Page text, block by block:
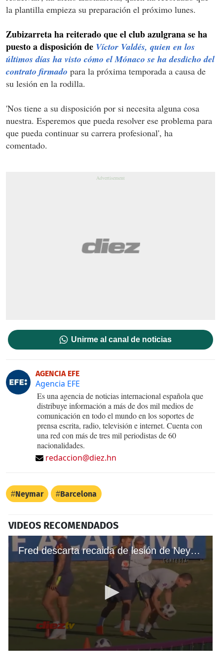
la plantilla empieza su preparación el próximo lunes.
Zubizarreta ha reiterado que el club azulgrana se ha
puesto a disposición de Víctor Valdés, quien en los
últimos días ha visto cómo el Mónaco se ha desdicho del
contrato firmado para la próxima temporada a causa de
su lesión en la rodilla.
'Nos tiene a su disposición por si necesita alguna cosa
nuestra. Esperemos que pueda resolver ese problema para
que pueda continuar su carrera profesional', ha
comentado.
Unirme al canal de noticias
AGENCIA EFE
Agencia EFE
Es una agencia de noticias internacional española que
distribuye información a más de dos mil medios de
comunicación en todo el mundo en los soportes de
prensa escrita, radio, televisión e internet. Cuenta con
una red con más de tres mil periodistas de 60
nacionalidades.
redaccion@diez.hn
Neymar Barcelona
VIDEOS RECOMENDADOS
Fred descarta recaida de lesión de Neymar con selección de Brasil